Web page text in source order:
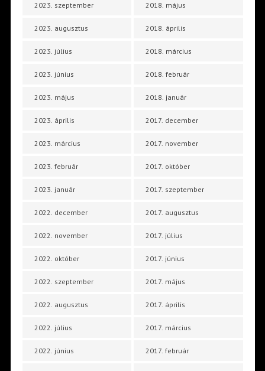
2023. szeptember
2023. augusztus
2023. július
2023. június
2023. május
2023. április
2023. március
2023. február
2023. január
2022. december
2022. november
2022. október
2022. szeptember
2022. augusztus
2022. július
2022. június
2018. május
2018. április
2018. március
2018. február
2018. január
2017. december
2017. november
2017. október
2017. szeptember
2017. augusztus
2017. július
2017. június
2017. május
2017. április
2017. március
2017. február